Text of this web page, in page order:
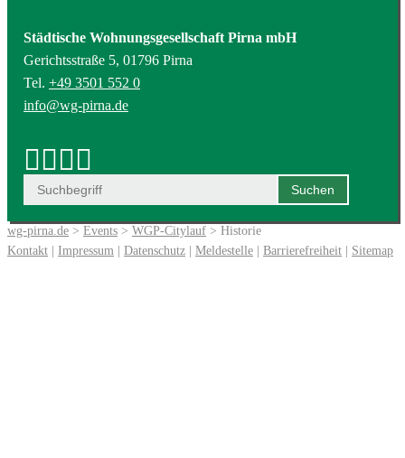
Städtische Wohnungsgesellschaft Pirna mbH
Gerichtsstraße 5, 01796 Pirna
Tel. +49 3501 552 0
info@wg-pirna.de
wg-pirna.de > Events > WGP-Citylauf > Historie
Kontakt | Impressum | Datenschutz | Meldestelle | Barrierefreiheit | Sitemap